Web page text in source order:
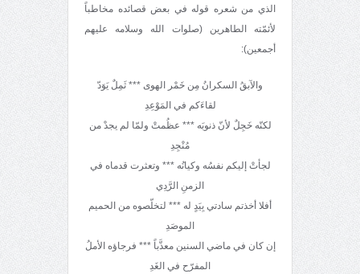
الذي من شعره قوله في بعض قصائده مخاطباً
لأئمّته الطاهرين (صلوات الله وسلامه عليهم
أجمعين):
والآبقُ السكرانُ مِن خَمْر الهوى *** ثَمِلٌ يَوَدّ
لقاءَكم في المَوْعِدِ
لكنّه خَجِلٌ لأنّ ذنوبَه *** عظُمتْ ولمّا لم يجدْ من
مُنْجِدِ
لجأتْ إليكم نفسُه وكيانُه *** وتعثرت قدماه في
الزمنِ الرَّدِي
أفلا أخذتم سادتي بِيَدٍ له *** لتخلّصوه من الحميم
الموصَدِ
إن كان في ماضي السنين معذَّباً *** فرجاؤه الأملُ
المفرّح في الغَدِ